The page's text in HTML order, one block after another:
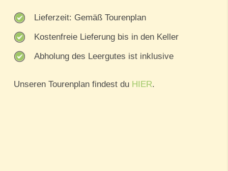
Lieferzeit: Gemäß Tourenplan
Kostenfreie Lieferung bis in den Keller
Abholung des Leergutes ist inklusive
Unseren Tourenplan findest du HIER.